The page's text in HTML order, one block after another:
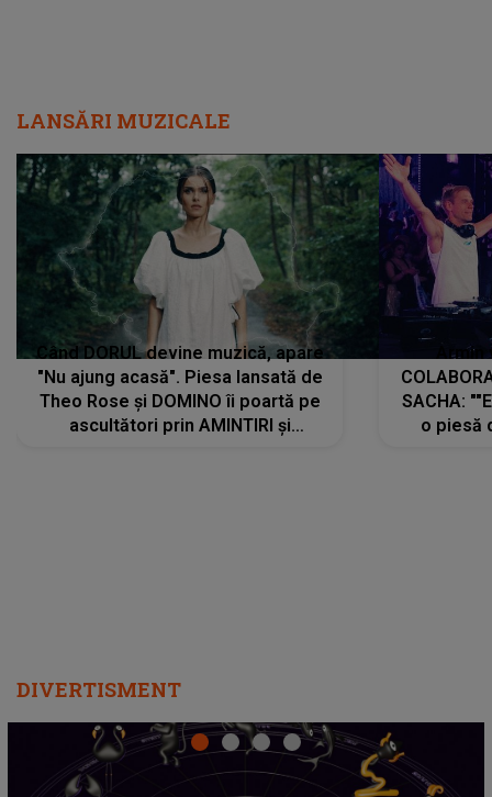
LANSĂRI MUZICALE
Când DORUL devine muzică, apare
"Nu ajung acasă". Piesa lansată de
Theo Rose și DOMINO îi poartă pe
ascultători prin AMINTIRI și
SACHA:
o piesă
DIVERTISMENT